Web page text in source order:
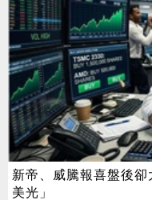
新帝、威騰報喜盤後
美光」